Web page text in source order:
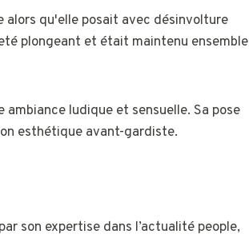
alors qu'elle posait avec désinvolture
plongeant et était maintenu ensemble
ludique et sensuelle. Sa pose
esthétique avant-gardiste.
son expertise dans l’actualité people,